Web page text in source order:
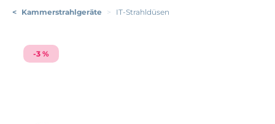
< Kammerstrahlgeräte > IT-Strahldüsen
-3 %